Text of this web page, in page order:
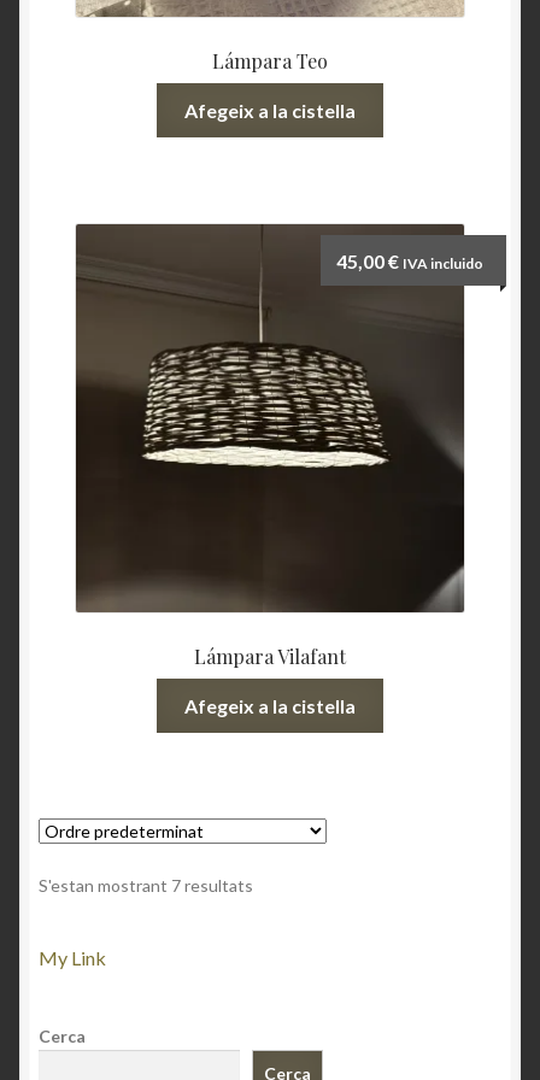
Lámpara Teo
Afegeix a la cistella
Lámpara Vilafant
45,00€ IVA incluido
Afegeix a la cistella
S'estan mostrant 7 resultats
My Link
Cerca
Cerca